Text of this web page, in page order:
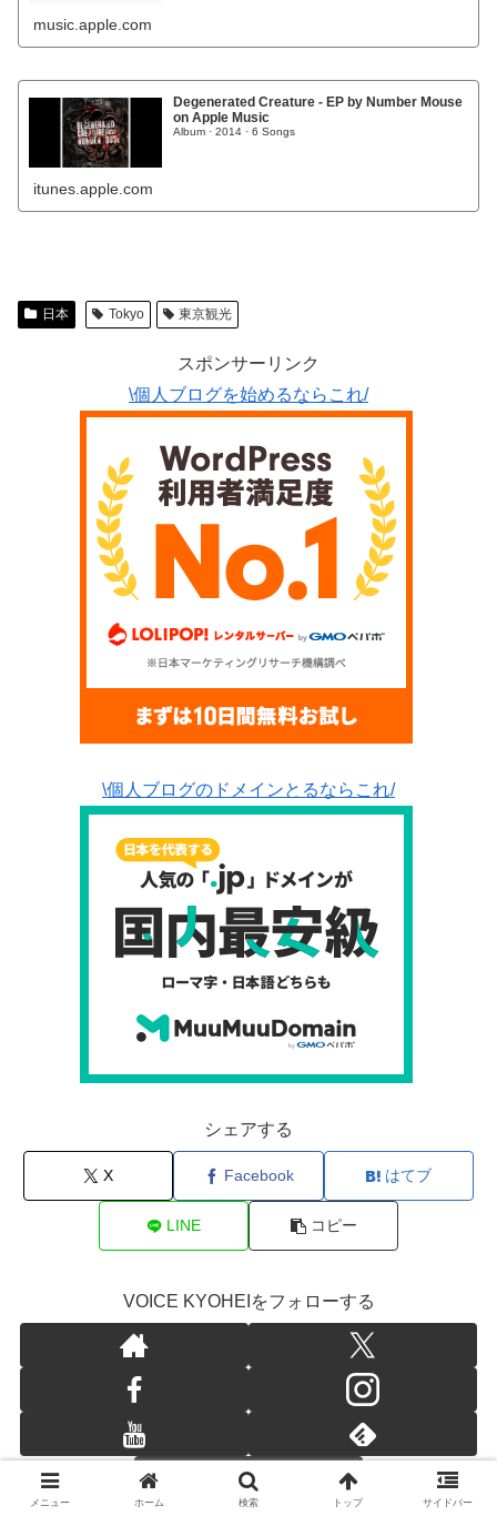
music.apple.com
Degenerated Creature - EP by Number Mouse
on Apple Music
Album · 2014 · 6 Songs
itunes.apple.com
日本 Tokyo 東京観光
スポンサーリンク
\個人ブログを始めるならこれ/
\個人ブログのドメインとるならこれ/
シェアする
X Facebook はてブ
LINE コピー
VOICE KYOHEIをフォローする
メニュー ホーム 検索 トップ サイドバー